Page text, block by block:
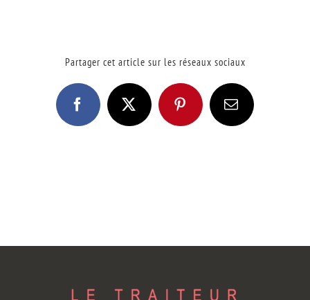
Partager cet article sur les réseaux sociaux
Facebook
X PinterestEmail